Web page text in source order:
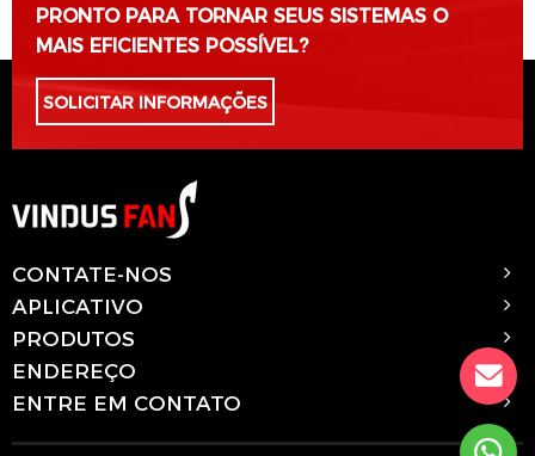
PRONTO PARA TORNAR SEUS SISTEMAS O
MAIS EFICIENTES POSSÍVEL?
SOLICITAR INFORMAÇÕES
CONTATE-NOS
APLICATIVO
PRODUTOS
ENDEREÇO
ENTRE EM CONTATO